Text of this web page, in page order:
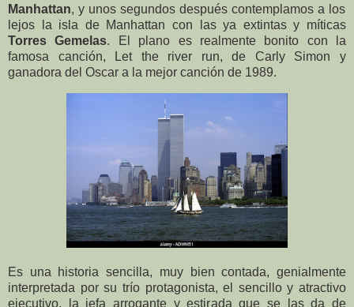
Manhattan, y unos segundos después contemplamos a los
lejos la isla de Manhattan con las ya extintas y míticas
Torres Gemelas. El plano es realmente bonito con la
famosa canción, Let the river run, de Carly Simon y
ganadora del Oscar a la mejor canción de 1989.
Es una historia sencilla, muy bien contada, genialmente
interpretada por su trío protagonista, el sencillo y atractivo
ejecutivo, la jefa arrogante y estirada que se las da de